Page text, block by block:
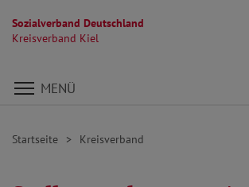
Sozialverband Deutschland
Kreisverband Kiel
Direkt zu den Inhalten springen
MENÜ
Startseite Kreisverband